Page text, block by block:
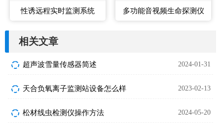
性诱远程实时监测系统 多功能音视频生命探测仪
相关文章
超声波雪量传感器简述 2024-01-31
天合负氧离子监测站设备怎么样 2023-02-13
松材线虫检测仪操作方法 2024-05-20